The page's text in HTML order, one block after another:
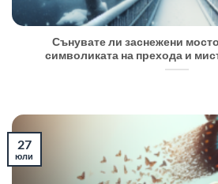
Сънувате ли заснежени
символиката на прехода и
27
юли